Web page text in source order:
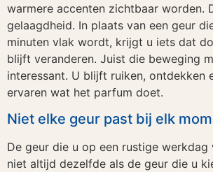
warmere accenten zichtbaar worden.
gelaagdheid. In plaats van een geur
minuten vlak wordt, krijgt u iets dat
blijft veranderen. Juist die beweging
interessant. U blijft ruiken, ontdekken
ervaren wat het parfum doet.
Niet elke geur past bij elk
De geur die u op een rustige werkdag
niet altijd dezelfde als de geur die u